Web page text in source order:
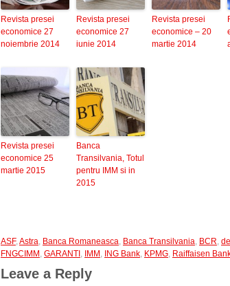
Revista presei
economice 27
noiembrie 2014
Revista presei
economice 27
iunie 2014
Revista presei
economice – 20
martie 2014
Revista presei
economice 25
martie 2015
Banca
Transilvania, Totul
pentru IMM si in
2015
ASF,Astra, Banca Romaneasca, Banca Transilvania, BCR,
FNGCIMM , GARANTI , IMM , ING Bank, KPMG, Raiffaisen
Leave a Reply